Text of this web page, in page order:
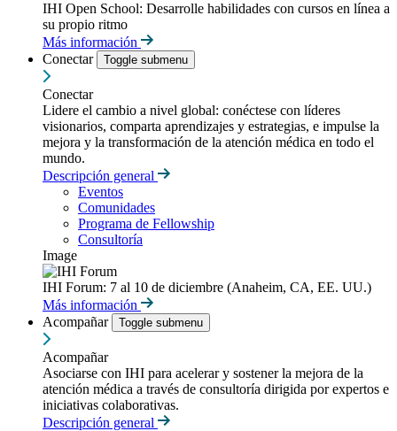
IHI Open School: Desarrolle habilidades con cursos en línea a
su propio ritmo
Más información
Conectar
Toggle submenu
Conectar
Lidere el cambio a nivel global: conéctese con líderes
visionarios, comparta aprendizajes y estrategias, e impulse la
mejora y la transformación de la atención médica en todo el
mundo.
Descripción general
Eventos
Comunidades
Programa de Fellowship
Consultoría
Image
IHI Forum: 7 al 10 de diciembre (Anaheim, CA, EE. UU.)
Más información
Acompañar
Toggle submenu
Acompañar
Asociarse con IHI para acelerar y sostener la mejora de la
atención médica a través de consultoría dirigida por expertos e
iniciativas colaborativas.
Descripción general